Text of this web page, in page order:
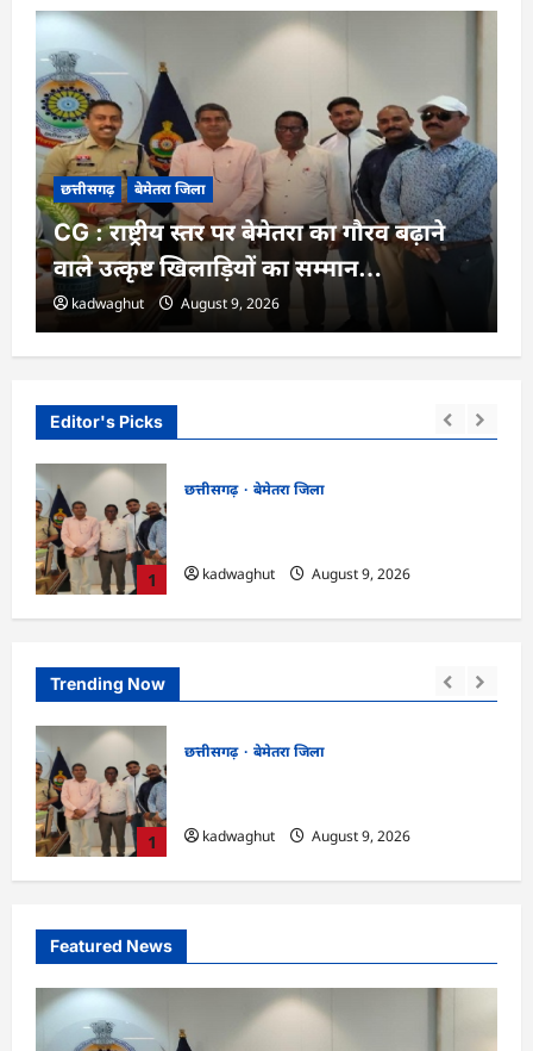
Editor's Picks
1
छत्तीसगढ़
बेमेतरा जिला
kadwaghut
August 9, 2026
छत्तीसगढ़ बेमेतरा जिला
CG : राष्ट्रीय स्तर पर बेमेतरा का गौरव बढ़ाने
वाले उत्कृष्ट खिलाड़ियों का सम्मान…
kadwaghut August 9, 2026
Trending Now
1
छत्तीसगढ़
बेमेतरा जिला
kadwaghut
August 9, 2026
Featured News